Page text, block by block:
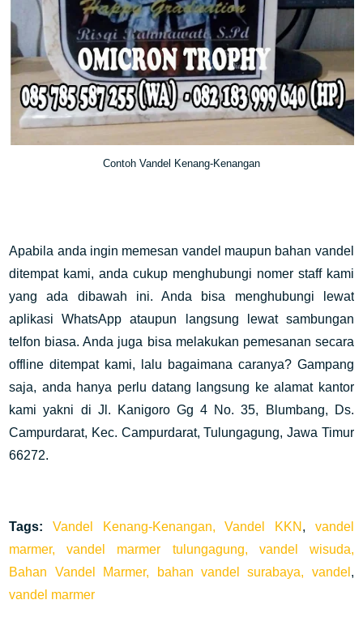
Contoh Vandel Kenang-Kenangan
Apabila anda ingin memesan vandel maupun bahan vandel
ditempat kami, anda cukup menghubungi nomer staff kami
yang ada dibawah ini. Anda bisa menghubungi lewat
aplikasi WhatsApp ataupun langsung lewat sambungan
telfon biasa. Anda juga bisa melakukan pemesanan secara
offline ditempat kami, lalu bagaimana caranya? Gampang
saja, anda hanya perlu datang langsung ke alamat kantor
kami yakni di Jl. Kanigoro Gg 4 No. 35, Blumbang, Ds.
Campurdarat, Kec. Campurdarat, Tulungagung, Jawa Timur
66272.
Tags: Vandel Kenang-Kenangan, Vandel KKN , vandel
marmer,
vandel marmer tulungagung,
vandel wisuda,
Bahan Vandel Marmer,
bahan vandel surabaya, vandel ,
vandel marmer